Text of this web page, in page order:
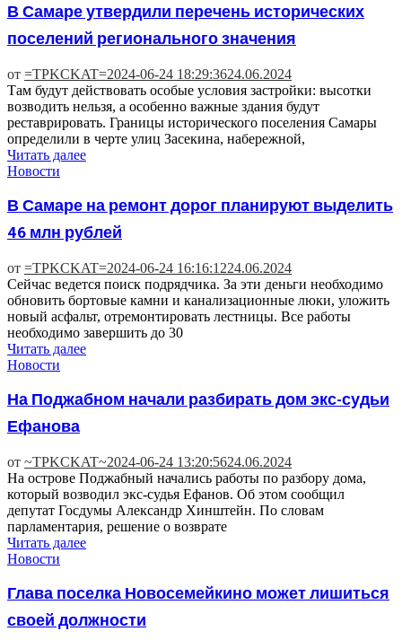
В Самаре утвердили перечень исторических
поселений регионального значения
от =TPKCKAT=2024-06-24 18:29:3624.06.2024
Там будут действовать особые условия застройки: высотки
возводить нельзя, а особенно важные здания будут
реставрировать. Границы исторического поселения Самары
определили в черте улиц Засекина, набережной,
Читать далее
Новости
В Самаре на ремонт дорог планируют выделить
46 млн рублей
от =TPKCKAT=2024-06-24 16:16:1224.06.2024
Сейчас ведется поиск подрядчика. За эти деньги необходимо
обновить бортовые камни и канализационные люки, уложить
новый асфальт, отремонтировать лестницы. Все работы
необходимо завершить до 30
Читать далее
Новости
На Поджабном начали разбирать дом экс-судьи
Ефанова
от ~TPKCKAT~2024-06-24 13:20:5624.06.2024
На острове Поджабный начались работы по разбору дома,
который возводил экс-судья Ефанов. Об этом сообщил
депутат Госдумы Александр Хинштейн. По словам
парламентария, решение о возврате
Читать далее
Новости
Глава поселка Новосемейкино может лишиться
своей должности